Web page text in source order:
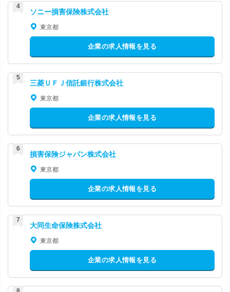
ソニー損害保険株式会社
東京都
企業の求人情報を見る
三菱ＵＦＪ信託銀行株式会社
東京都
企業の求人情報を見る
損害保険ジャパン株式会社
東京都
企業の求人情報を見る
大同生命保険株式会社
東京都
企業の求人情報を見る